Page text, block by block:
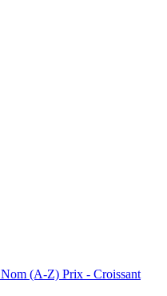
Nom (A-Z) Prix - Croissant